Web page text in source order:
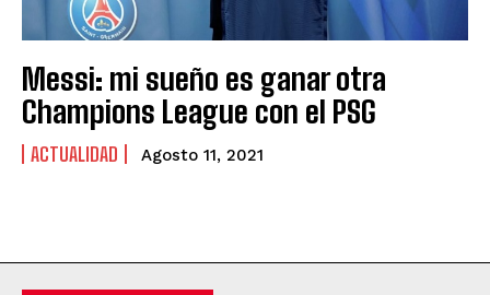
Messi: mi sueño es ganar otra
Champions League con el PSG
ACTUALIDAD Agosto 11, 2021